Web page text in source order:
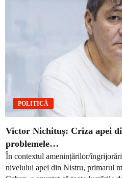
POLITICĂ
Victor Nichituș: Criza apei
problemele…
În contextul amenințărilor/
nivelului apei din Nistru, primarul